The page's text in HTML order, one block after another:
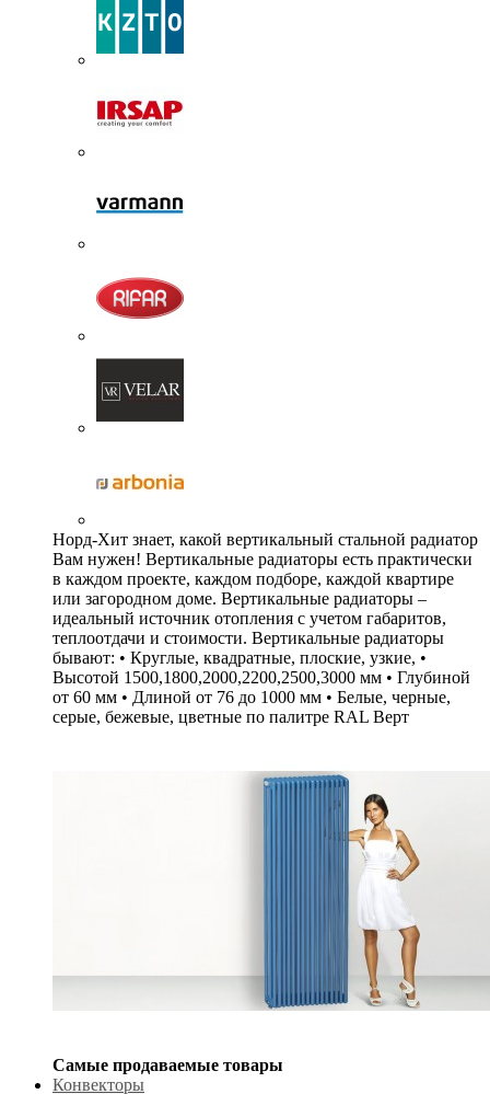
Норд-Хит знает, какой вертикальный стальной радиатор
Вам нужен! Вертикальные радиаторы есть практически
в каждом проекте, каждом подборе, каждой квартире
или загородном доме. Вертикальные радиаторы –
идеальный источник отопления с учетом габаритов,
теплоотдачи и стоимости. Вертикальные радиаторы
бывают: • Круглые, квадратные, плоские, узкие, •
Высотой 1500,1800,2000,2200,2500,3000 мм • Глубиной
от 60 мм • Длиной от 76 до 1000 мм • Белые, черные,
серые, бежевые, цветные по палитре RAL Верт
Самые продаваемые товары
Конвекторы